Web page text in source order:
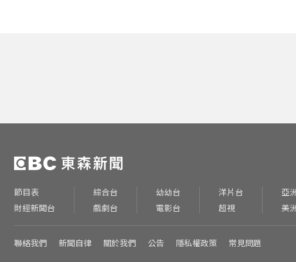
節目表
財經新聞台
綜合台
戲劇台
幼幼台
電影台
洋片台
超視
亞
美
聯絡我們 新聞自律 關於我們 公告 隱私權政策 常見問題